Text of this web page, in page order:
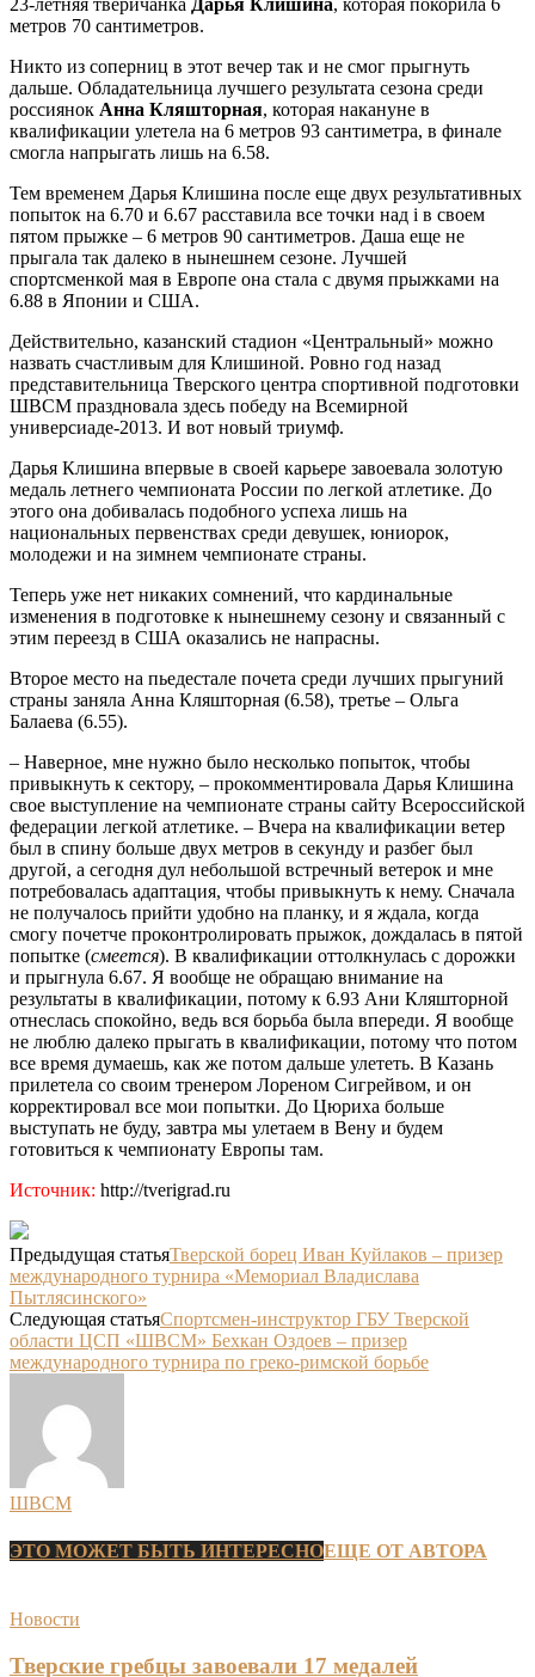
23-летняя тверичанка Дарья Клишина, которая покорила 6
метров 70 сантиметров.
Никто из соперниц в этот вечер так и не смог прыгнуть
дальше. Обладательница лучшего результата сезона среди
россиянок Анна Кляшторная, которая накануне в
квалификации улетела на 6 метров 93 сантиметра, в финале
смогла напрыгать лишь на 6.58.
Тем временем Дарья Клишина после еще двух результативных
попыток на 6.70 и 6.67 расставила все точки над i в своем
пятом прыжке – 6 метров 90 сантиметров. Даша еще не
прыгала так далеко в нынешнем сезоне. Лучшей
спортсменкой мая в Европе она стала с двумя прыжками на
6.88 в Японии и США.
Действительно, казанский стадион «Центральный» можно
назвать счастливым для Клишиной. Ровно год назад
представительница Тверского центра спортивной подготовки
ШВСМ праздновала здесь победу на Всемирной
универсиаде-2013. И вот новый триумф.
Дарья Клишина впервые в своей карьере завоевала золотую
медаль летнего чемпионата России по легкой атлетике. До
этого она добивалась подобного успеха лишь на
национальных первенствах среди девушек, юниорок,
молодежи и на зимнем чемпионате страны.
Теперь уже нет никаких сомнений, что кардинальные
изменения в подготовке к нынешнему сезону и связанный с
этим переезд в США оказались не напрасны.
Второе место на пьедестале почета среди лучших прыгуний
страны заняла Анна Кляшторная (6.58), третье – Ольга
Балаева (6.55).
– Наверное, мне нужно было несколько попыток, чтобы
привыкнуть к сектору, – прокомментировала Дарья Клишина
свое выступление на чемпионате страны сайту Всероссийской
федерации легкой атлетике. – Вчера на квалификации ветер
был в спину больше двух метров в секунду и разбег был
другой, а сегодня дул небольшой встречный ветерок и мне
потребовалась адаптация, чтобы привыкнуть к нему. Сначала
не получалось прийти удобно на планку, и я ждала, когда
смогу почетче проконтролировать прыжок, дождалась в пятой
попытке (смеется). В квалификации оттолкнулась с дорожки
и прыгнула 6.67. Я вообще не обращаю внимание на
результаты в квалификации, потому к 6.93 Ани Кляшторной
отнеслась спокойно, ведь вся борьба была впереди. Я вообще
не люблю далеко прыгать в квалификации, потому что потом
все время думаешь, как же потом дальше улететь. В Казань
прилетела со своим тренером Лореном Сигрейвом, и он
корректировал все мои попытки. До Цюриха больше
выступать не буду, завтра мы улетаем в Вену и будем
готовиться к чемпионату Европы там.
Источник: http://tverigrad.ru
Предыдущая статьяТверской борец Иван Куйлаков – призер
международного турнира «Мемориал Владислава
Пытлясинского»
Следующая статьяСпортсмен-инструктор ГБУ Тверской
области ЦСП «ШВСМ» Бехкан Оздоев – призер
международного турнира по греко-римской борьбе
ШВСМ
ЭТО МОЖЕТ БЫТЬ ИНТЕРЕСНОЕЩЕ ОТ АВТОРА
Новости
Тверские гребцы завоевали 17 медалей